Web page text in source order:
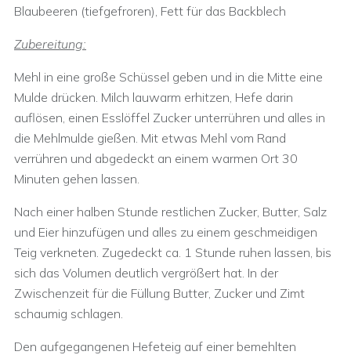
Blaubeeren (tiefgefroren), Fett für das Backblech
Zubereitung:
Mehl in eine große Schüssel geben und in die Mitte eine
Mulde drücken. Milch lauwarm erhitzen, Hefe darin
auflösen, einen Esslöffel Zucker unterrühren und alles in
die Mehlmulde gießen. Mit etwas Mehl vom Rand
verrühren und abgedeckt an einem warmen Ort 30
Minuten gehen lassen.
Nach einer halben Stunde restlichen Zucker, Butter, Salz
und Eier hinzufügen und alles zu einem geschmeidigen
Teig verkneten. Zugedeckt ca. 1 Stunde ruhen lassen, bis
sich das Volumen deutlich vergrößert hat. In der
Zwischenzeit für die Füllung Butter, Zucker und Zimt
schaumig schlagen.
Den aufgegangenen Hefeteig auf einer bemehlten